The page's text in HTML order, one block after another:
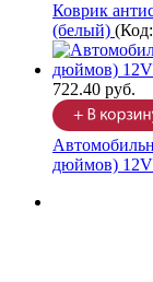
Коврик
(белый) (Код:
722.40 руб.
дюймов) 12V